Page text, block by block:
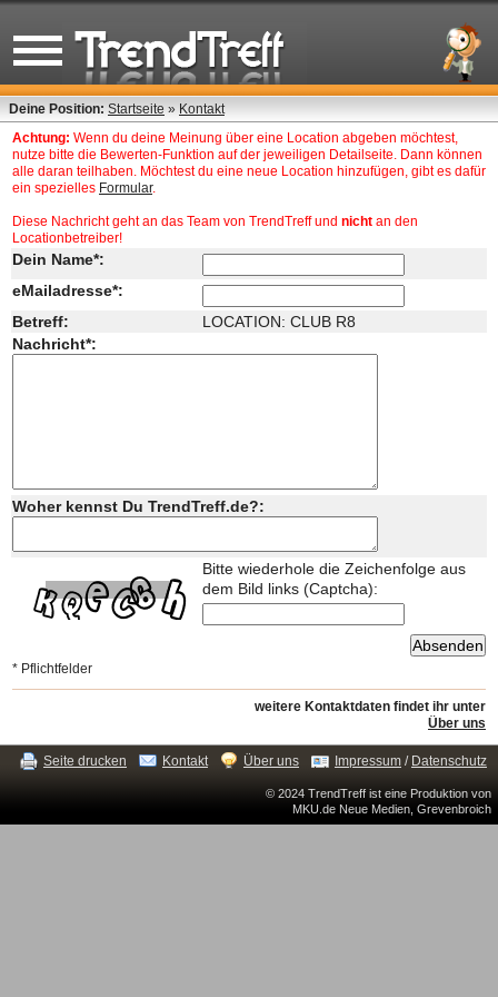
Deine Position: Startseite » Kontakt
Achtung: Wenn du deine Meinung über eine Location abgeben möchtest,
nutze bitte die Bewerten-Funktion auf der jeweiligen Detailseite. Dann können
alle daran teilhaben. Möchtest du eine neue Location hinzufügen, gibt es dafür
ein spezielles Formular.
Diese Nachricht geht an das Team von TrendTreff und nicht an den
Locationbetreiber!
Dein Name*:
eMailadresse*:
Betreff:
LOCATION: CLUB R8
Nachricht*:
Woher kennst Du TrendTreff.de?:
Bitte wiederhole die Zeichenfolge aus
dem Bild links (Captcha):
* Pflichtfelder
weitere Kontaktdaten findet ihr unter
Über uns
Seite drucken Kontakt Über uns Impressum / Datenschutz
© 2024 TrendTreff ist eine Produktion von
MKU.de Neue Medien, Grevenbroich